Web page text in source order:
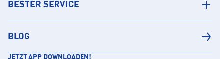
BESTER SERVICE
BLOG
JETZT APP DOWNLOADEN!